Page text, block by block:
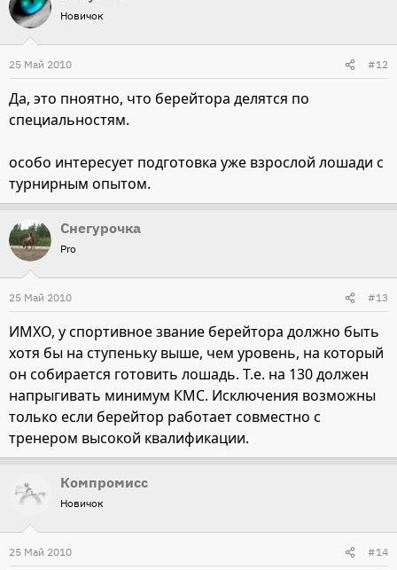
Новичок
25 Май 2010 #12
Да, это пноятно, что берейтора делятся по
специальностям.
особо интересует подготовка уже взрослой лошади с
турнирным опытом.
Снегурочка
Pro
25 Май 2010 #13
ИМХО, у спортивное звание берейтора должно быть
хотя бы на ступеньку выше, чем уровень, на который
он собирается готовить лошадь. Т.е. на 130 должен
напрыгивать минимум КМС. Исключения возможны
только если берейтор работает совместно с
тренером высокой квалификации.
Компромисс
Новичок
25 Май 2010 #14